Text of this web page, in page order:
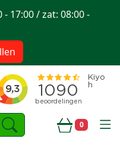
0
17:00 / zat: 08:00 -